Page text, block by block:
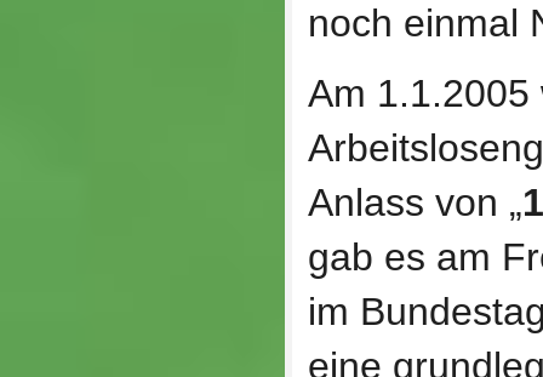
noch einmal
Am 1.1.2005
Anlass von „
gab es am
im
eine